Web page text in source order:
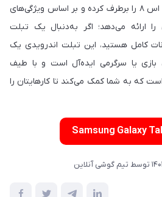
تمام نقاط ضعف گلکسی تب اس ۸ را برطرف کرده و بر اساس ویژگی‌های
ارائه می‌دهد؛ اگر به‌دنبال یک تبلت
کامل هستید، این تبلت اندرویدی یک
بازی یا سرگرمی ایده‌آل است و با طیف
که به شما کمک می‌کند تا کارهایتان را
توسط تیم گوشی آنلاین